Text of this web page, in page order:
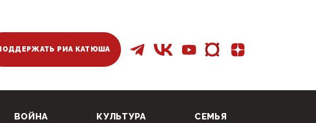
РИА КАТЮША
ВОЙНА КУЛЬТУРА СЕМЬЯ